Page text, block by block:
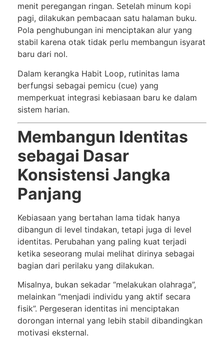
menit peregangan ringan. Setelah minum kopi
pagi, dilakukan pembacaan satu halaman buku.
Pola penghubungan ini menciptakan alur yang
stabil karena otak tidak perlu membangun isyarat
baru dari nol.
Dalam kerangka Habit Loop, rutinitas lama
berfungsi sebagai pemicu (cue) yang
memperkuat integrasi kebiasaan baru ke dalam
sistem harian.
Membangun Identitas
sebagai Dasar
Konsistensi Jangka
Panjang
Kebiasaan yang bertahan lama tidak hanya
dibangun di level tindakan, tetapi juga di level
identitas. Perubahan yang paling kuat terjadi
ketika seseorang mulai melihat dirinya sebagai
bagian dari perilaku yang dilakukan.
Misalnya, bukan sekadar “melakukan olahraga”,
melainkan “menjadi individu yang aktif secara
fisik”. Pergeseran identitas ini menciptakan
dorongan internal yang lebih stabil dibandingkan
motivasi eksternal.